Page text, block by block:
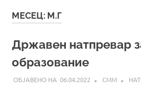
МЕСЕЦ: М.Г
Државен натпревар
образование
06.04.2022 СММ